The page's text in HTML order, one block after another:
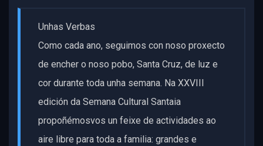
Unhas Verbas
Como cada ano, seguimos con noso proxecto
de encher o noso pobo, Santa Cruz, de luz e
cor durante toda unha semana. Na XXVIII
edición da Semana Cultural Santaia
propoñémosvos un feixe de actividades ao
aire libre para toda a familia: grandes e